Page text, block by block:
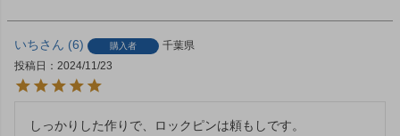
いち 6 購入者
千葉県
投稿日
2024/11/23
しっかりした作りで、ロックピンは頼もしです。